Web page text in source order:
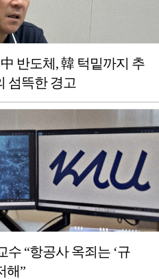
반도체, 韓 턱밑까지 추
섬뜩한 경고
“항공사 옥죄는 ‘규
해”